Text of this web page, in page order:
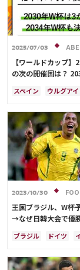
2025/07/03
【ワールドカップ
の次の開催国は？
共催！ ウルグアイ・
スペイン
ウルグアイ
モロッコ
ブラジル
サウジアラビア
メ
アメリカ
フランス
イングランド
日本
韓国
セルビア
ス
オーストラリア
カ
ウェールズ
2023/10/30
王国ブラジル、W杯
→なぜ日韓大会で優
スコラリ采配の妙【
ブラジル ドイツ